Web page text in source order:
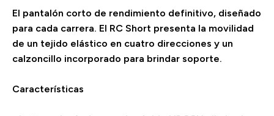
El pantalón corto de rendimiento definitivo, diseñado
para cada carrera. El RC Short presenta la movilidad
de un tejido elástico en cuatro direcciones y un
calzoncillo incorporado para brindar soporte.
Características